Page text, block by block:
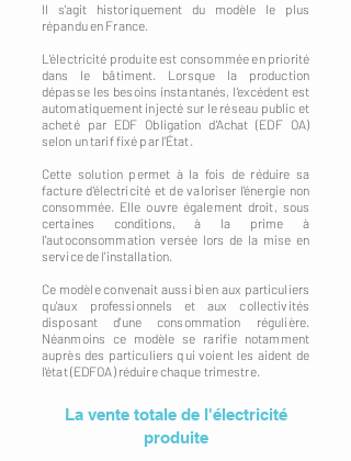
Il s'agit historiquement du modèle le plus
répandu en France.
L'électricité produite est consommée en priorité
dans le bâtiment. Lorsque la production
dépasse les besoins instantanés, l'excédent est
automatiquement injecté sur le réseau public et
acheté par EDF Obligation d'Achat (EDF OA)
selon un tarif fixé par l'État.
Cette solution permet à la fois de réduire sa
facture d'électricité et de valoriser l'énergie non
consommée. Elle ouvre également droit, sous
certaines conditions, à la prime à
l'autoconsommation versée lors de la mise en
service de l'installation.
Ce modèle convenait aussi bien aux particuliers
qu'aux professionnels et aux collectivités
disposant d'une consommation régulière.
Néanmoins ce modèle se rarifie notamment
auprès des particuliers qui voient les aident de
l'état (EDFOA) réduire chaque trimestre.
La vente totale de l'électricité
produite